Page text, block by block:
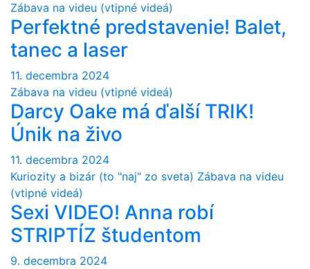
Zábava na videu (vtipné videá)
Perfektné predstavenie! Balet,
tanec a laser
11. decembra 2024
Zábava na videu (vtipné videá)
Darcy Oake má ďalší TRIK!
Únik na živo
11. decembra 2024
Kuriozity a bizár (to "naj" zo sveta) Zábava na videu
(vtipné videá)
Sexi VIDEO! Anna robí
STRIPTÍZ študentom
9. decembra 2024